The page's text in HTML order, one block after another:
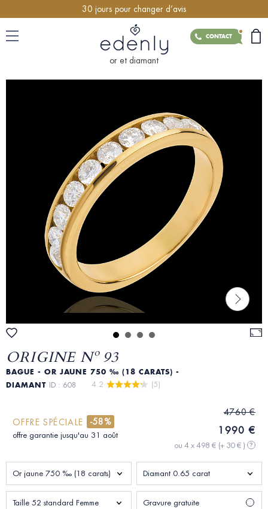
30 jours pour changer d’avis
CONTACT
or et diamant
ORIGINE Nº 93
BAGUE - OR JAUNE 750 ‰ (18 CARATS) -
DIAMANT ID : 608 4.2 (5)
OFFRE SPÉCIALE -58%
offre garantie jusqu'au 31 août
4760 €
1990 €
ou 4 x 498 € (+ 30 € ) ?
Or jaune 750 ‰ (18 carats) Diamant 0.65 carat
Taille 52 standard Femme Gravure gratuite